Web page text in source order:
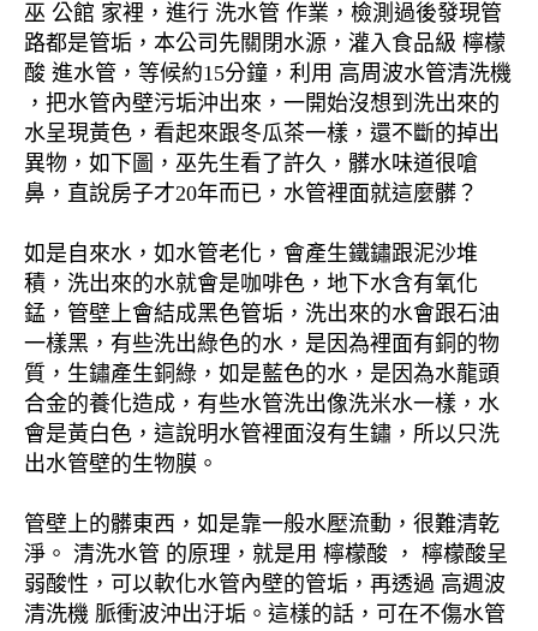
巫 公館 家裡，進行 洗水管 作業，檢測過後發現管
路都是管垢，本公司先關閉水源，灌入食品級 檸檬
酸 進水管，等候約15分鐘，利用 高周波水管清洗機
，把水管內壁污垢沖出來，一開始沒想到洗出來的
水呈現黃色，看起來跟冬瓜茶一樣，還不斷的掉出
異物，如下圖，巫先生看了許久，髒水味道很嗆
鼻，直說房子才20年而已，水管裡面就這麼髒？
如是自來水，如水管老化，會產生鐵鏽跟泥沙堆
積，洗出來的水就會是咖啡色，地下水含有氧化
錳，管壁上會結成黑色管垢，洗出來的水會跟石油
一樣黑，有些洗出綠色的水，是因為裡面有銅的物
質，生鏽產生銅綠，如是藍色的水，是因為水龍頭
合金的養化造成，有些水管洗出像洗米水一樣，水
會是黃白色，這說明水管裡面沒有生鏽，所以只洗
出水管壁的生物膜。
管壁上的髒東西，如是靠一般水壓流動，很難清乾
淨。 清洗水管 的原理，就是用 檸檬酸 ， 檸檬酸呈
弱酸性，可以軟化水管內壁的管垢，再透過 高週波
清洗機 脈衝波沖出汙垢。這樣的話，可在不傷水管